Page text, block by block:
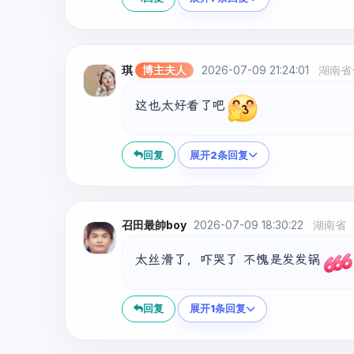
琪 博主夫人 2026-07-09 21:24:01 湖南
这也太好看了吧
回复 展开2条回复
召田最帥boy 2026-07-09 18:30:22 湖南省
太丝滑了，吓哭了 不愧是发发锅
回复 展开1条回复